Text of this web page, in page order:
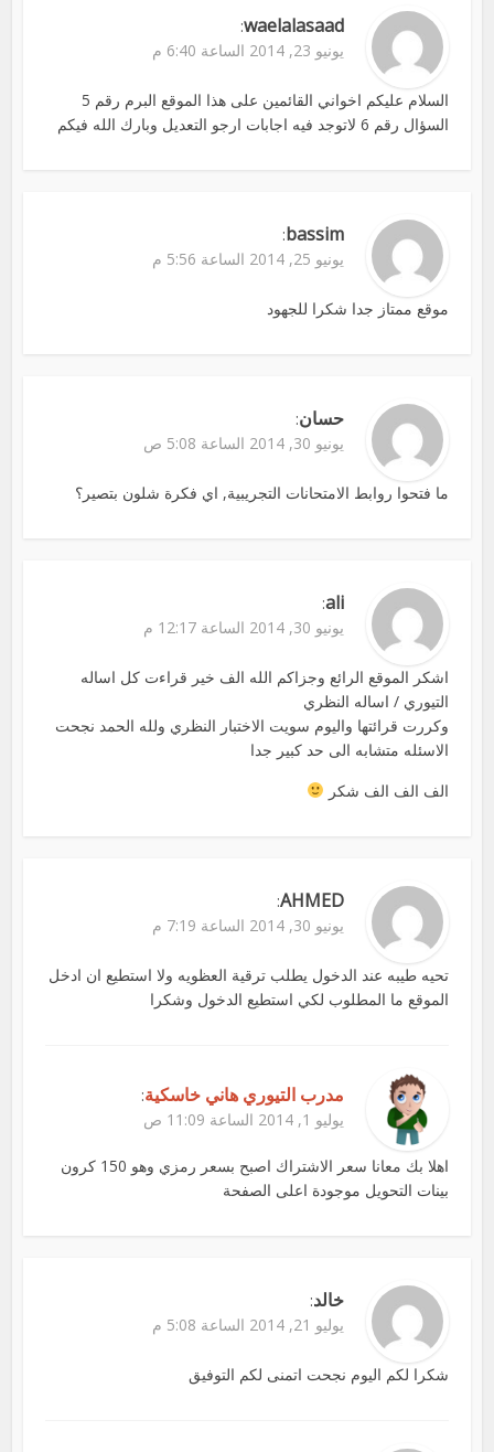
waelalasaad
:
يونيو 23, 2014 الساعة 6:40 م
السلام عليكم اخواني القائمين على هذا الموقع البرم رقم 5
السؤال رقم 6 لاتوجد فيه اجابات ارجو التعديل وبارك الله فيكم
bassim
:
يونيو 25, 2014 الساعة 5:56 م
موقع ممتاز جدا شكرا للجهود
حسان:
يونيو 30, 2014 الساعة 5:08 ص
ما فتحوا روابط الامتحانات التجريبية, اي فكرة شلون بتصير؟
ali
:
يونيو 30, 2014 الساعة 12:17 م
اشكر الموقع الرائع وجزاكم الله الف خير قراءت كل اساله
التيوري / اساله النظري
وكررت قرائتها واليوم سويت الاختبار النظري ولله الحمد نجحت
الاسئله متشابه الى حد كبير جدا
الف الف الف شكر
AHMED
:
يونيو 30, 2014 الساعة 7:19 م
تحيه طيبه عند الدخول يطلب ترقية العظويه ولا استطيع ان ادخل
الموقع ما المطلوب لكي استطيع الدخول وشكرا
مدرب التيوري هاني خاسكية:
يوليو 1, 2014 الساعة 11:09 ص
اهلا بك معانا سعر الاشتراك اصبح بسعر رمزي وهو 150 كرون
بينات التحويل موجودة اعلى الصفحة
خالد:
يوليو 21, 2014 الساعة 5:08 م
شكرا لكم اليوم نجحت اتمنى لكم التوفيق